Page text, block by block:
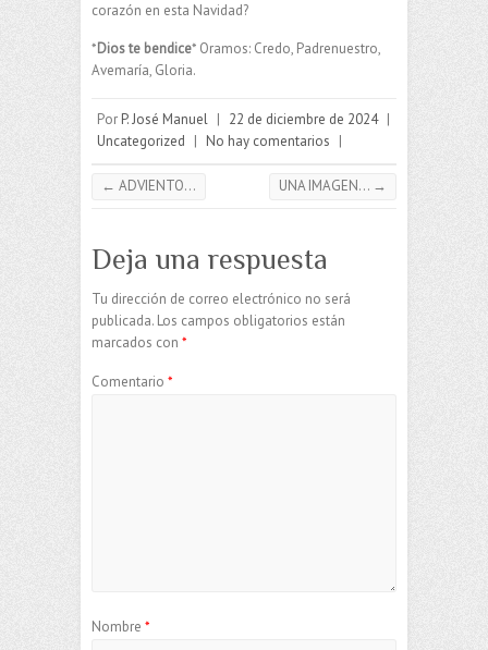
corazón en esta Navidad?
*Dios te bendice* Oramos: Credo, Padrenuestro,
Avemaría, Gloria.
Por P. José Manuel | 22 de diciembre de 2024 |
Uncategorized | No hay comentarios |
← ADVIENTO… UNA IMAGEN… →
Deja una respuesta
Tu dirección de correo electrónico no será
publicada. Los campos obligatorios están
marcados con *
Comentario *
Nombre *